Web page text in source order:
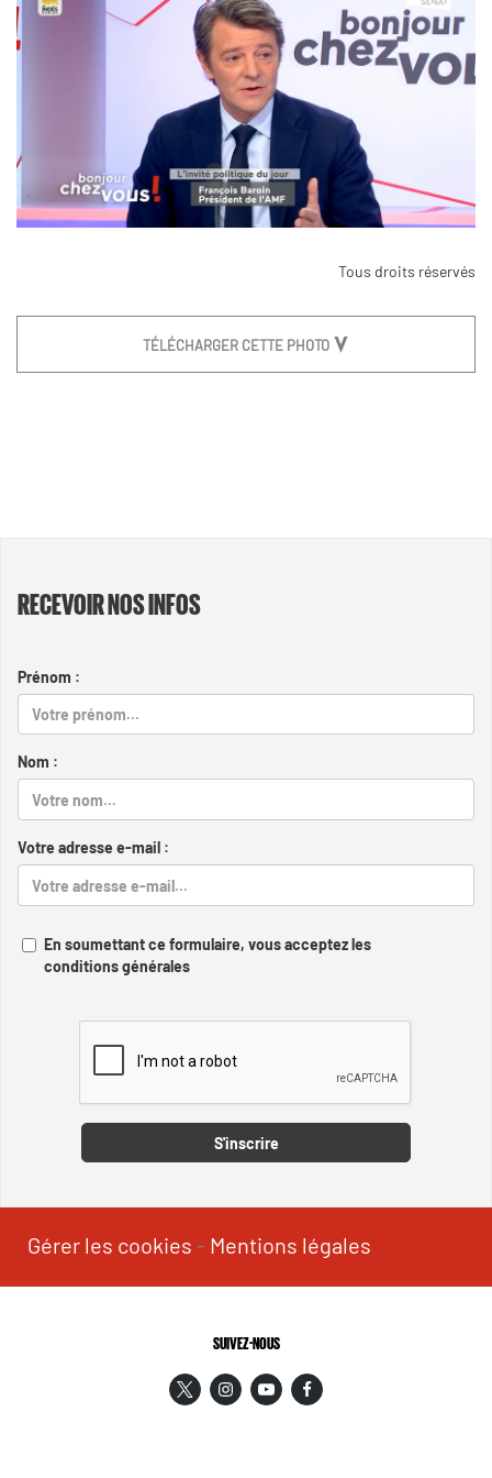
Tous droits réservés
TÉLÉCHARGER CETTE PHOTO
RECEVOIR NOS INFOS
Prénom :
Nom :
Votre adresse e-mail :
En soumettant ce formulaire, vous acceptez les
conditions générales
S'inscrire
Gérer les cookies - Mentions légales
SUIVEZ-NOUS